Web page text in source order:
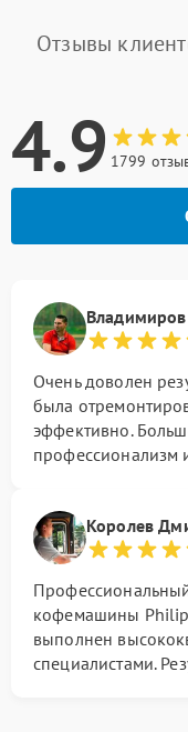
Отзывы
4.9 1799
Очень доволен
была
эффективно.
профессионализм
Королев
кофемашины
выполнен
специалистами.